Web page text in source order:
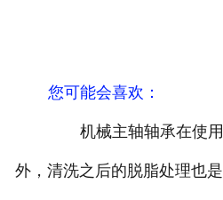
您可能会喜欢：
机械主轴轴承在使用
外，清洗之后的脱脂处理也